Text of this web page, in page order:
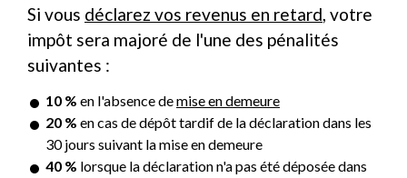
Si vous déclarez vos revenus en retard, votre
impôt sera majoré de l'une des pénalités
suivantes :
10 % en l'absence demise en demeure
20 % en cas de dépôt tardif de la déclaration dans les
30 jours suivant la mise en demeure
40 % lorsque la déclaration n'a pas été déposée dans